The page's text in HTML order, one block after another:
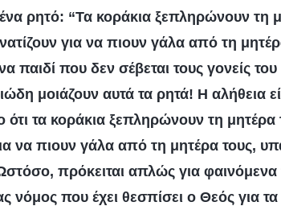
ρητό: “Τα κοράκια ξεπληρώνουν τη
για να πιουν γάλα από τη
παιδί που δεν σέβεται τους γονείς του
μοιάζουν αυτά τα ρητά! Η αλήθεια
τα κοράκια ξεπληρώνουν τη μητέρα
να πιουν γάλα από τη μητέρα τους,
πρόκειται απλώς για φαινόμενα
νόμος που έχει θεσπίσει ο Θεός για